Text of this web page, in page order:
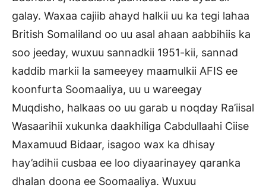
galay. Waxaa cajiib ahayd halkii uu ka tegi lahaa
British Somaliland oo uu asal ahaan aabbihiis ka
soo jeeday, wuxuu sannadkii 1951-kii, sannad
kaddib markii la sameeyey maamulkii AFIS ee
koonfurta Soomaaliya, uu u wareegay
Muqdisho, halkaas oo uu garab u noqday Ra’iisal
Wasaarihii xukunka daakhiliga Cabdullaahi Ciise
Maxamuud Bidaar, isagoo wax ka dhisay
hay’adihii cusbaa ee loo diyaarinayey qaranka
dhalan doona ee Soomaaliya. Wuxuu